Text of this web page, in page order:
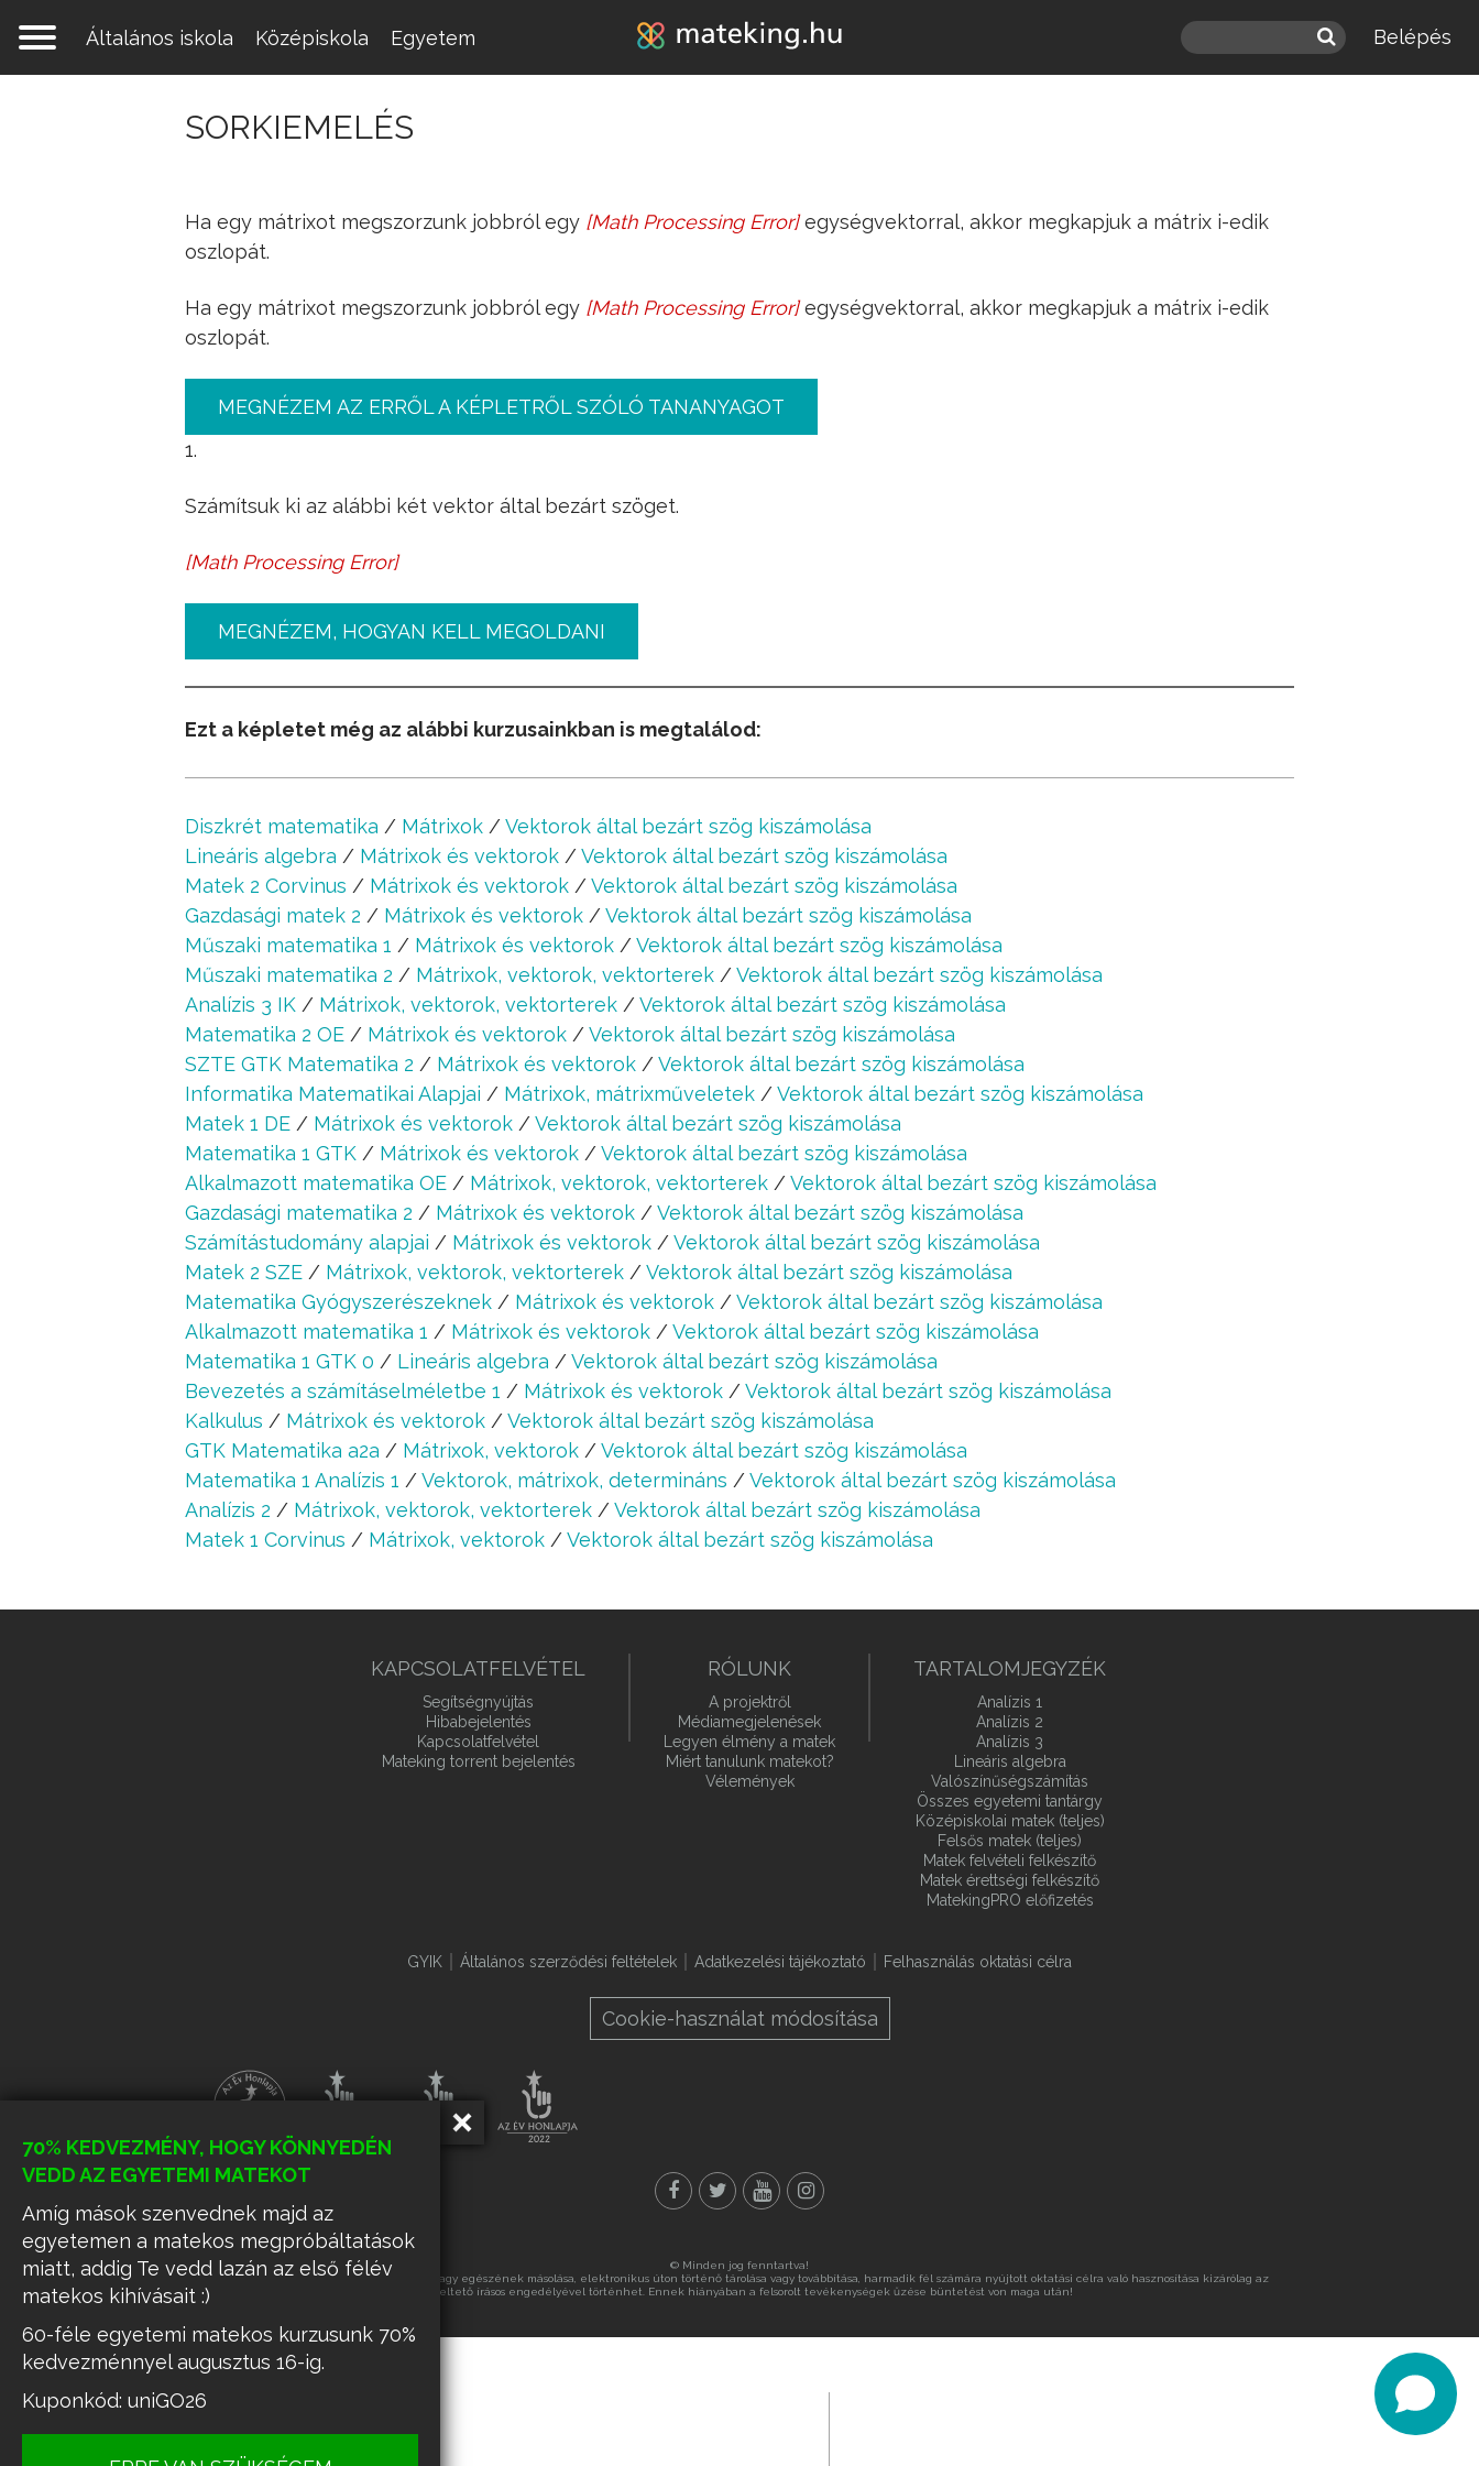
70% KEDVEZMÉNY, HOGY KÖNNYEDÉN
VEDD AZ EGYETEMI MATEKOT
Amíg mások szenvednek majd az
egyetemen a matekos megpróbáltatások
miatt, addig Te vedd lazán az első félév
matekos kihívásait :)
60-féle egyetemi matekos kurzusunk 70%
kedvezménnyel augusztus 16-ig.
Kuponkód: uniGO26
Jump to navigation
Általános iskola
Középiskola Egyetem Belépés
SORKIEMELÉS
Ha egy mátrixot megszorzunk jobbról egy [Math Processing Error]
e_i
egységvektorral, akkor megkapjuk a mátrix i-edik
oszlopát.
Ha egy mátrixot megszorzunk jobbról egy [Math Processing Error]
e_i
egységvektorral, akkor megkapjuk a mátrix i-edik
oszlopát.
MEGNÉZEM AZ ERRŐL A KÉPLETRŐL SZÓLÓ TANANYAGOT
1.
Számítsuk ki az alábbi két vektor által bezárt szöget.
[Math Processing Error]
a_=
)
MEGNÉZEM, HOGYAN KELL MEGOLDANI
Ezt a képletet még az alábbi kurzusainkban is megtalálod:
Diszkrét matematika / Mátrixok / Vektorok által bezárt szög kiszámolása
Lineáris algebra / Mátrixok és vektorok / Vektorok által bezárt szög kiszámolása
Matek 2 Corvinus / Mátrixok és vektorok / Vektorok által bezárt szög kiszámolása
Gazdasági matek 2 / Mátrixok és vektorok / Vektorok által bezárt szög kiszámolása
Műszaki matematika 1 / Mátrixok és vektorok / Vektorok által bezárt szög kiszámolása
Műszaki matematika 2 / Mátrixok, vektorok, vektorterek / Vektorok által bezárt szög kiszámolása
Analízis 3 IK / Mátrixok, vektorok, vektorterek / Vektorok által bezárt szög kiszámolása
Matematika 2 OE / Mátrixok és vektorok / Vektorok által bezárt szög kiszámolása
SZTE GTK Matematika 2 / Mátrixok és vektorok / Vektorok által bezárt szög kiszámolása
Informatika Matematikai Alapjai / Mátrixok, mátrixműveletek / Vektorok által bezárt szög kiszámolása
Matek 1 DE / Mátrixok és vektorok / Vektorok által bezárt szög kiszámolása
Matematika 1 GTK / Mátrixok és vektorok / Vektorok által bezárt szög kiszámolása
Alkalmazott matematika OE / Mátrixok, vektorok, vektorterek / Vektorok által bezárt szög kiszámolása
Gazdasági matematika 2 / Mátrixok és vektorok / Vektorok által bezárt szög kiszámolása
Számítástudomány alapjai / Mátrixok és vektorok / Vektorok által bezárt szög kiszámolása
Matek 2 SZE / Mátrixok, vektorok, vektorterek / Vektorok által bezárt szög kiszámolása
Matematika Gyógyszerészeknek / Mátrixok és vektorok / Vektorok által bezárt szög kiszámolása
Alkalmazott matematika 1 / Mátrixok és vektorok / Vektorok által bezárt szög kiszámolása
Matematika 1 GTK 0 / Lineáris algebra / Vektorok által bezárt szög kiszámolása
Bevezetés a számításelméletbe 1 / Mátrixok és vektorok / Vektorok által bezárt szög kiszámolása
Kalkulus / Mátrixok és vektorok / Vektorok által bezárt szög kiszámolása
GTK Matematika a2a / Mátrixok, vektorok / Vektorok által bezárt szög kiszámolása
Matematika 1 Analízis 1 / Vektorok, mátrixok, determináns / Vektorok által bezárt szög kiszámolása
Analízis 2 / Mátrixok, vektorok, vektorterek / Vektorok által bezárt szög kiszámolása
Matek 1 Corvinus / Mátrixok, vektorok / Vektorok által bezárt szög kiszámolása
KAPCSOLATFELVÉTEL
Segítségnyújtás
Hibabejelentés
Kapcsolatfelvétel
Mateking torrent bejelentés
RÓLUNK
A projektről
Médiamegjelenések
Legyen élmény a matek
Miért tanulunk matekot?
Vélemények
TARTALOMJEGYZÉK
Analízis 1
Analízis 2
Analízis 3
Lineáris algebra
Valószínűségszámítás
Összes egyetemi tantárgy
Középiskolai matek (teljes)
Felsős matek (teljes)
Matek felvételi felkészítő
Matek érettségi felkészítő
MatekingPRO előfizetés
GYIK Általános szerződési feltételek Adatkezelési tájékoztató Felhasználás oktatási célra
Cookie-használat módosítása
© Minden jog fenntartva!
Az oldalon található tartalmak részének vagy egészének másolása, elektronikus úton történő tárolása vagy továbbítása, harmadik fél számára nyújtott oktatási célra való hasznosítása kizárólag az
üzemeltető írásos engedélyével történhet. Ennek hiányában a felsorolt tevékenységek űzése büntetést von maga után!